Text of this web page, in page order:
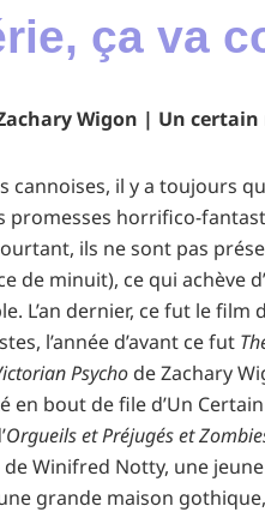
ça va
Wigon | Un certain
cannoises, il y a toujours
promesses horrifico-
ils ne sont pas
de minuit), ce qui achève
L’an dernier, ce fut le film
l’année d’avant ce fut
Psycho de Zachary
bout de file d’Un
Orgueils et Préjugés et
Winifred Notty, une
grande maison gothique,